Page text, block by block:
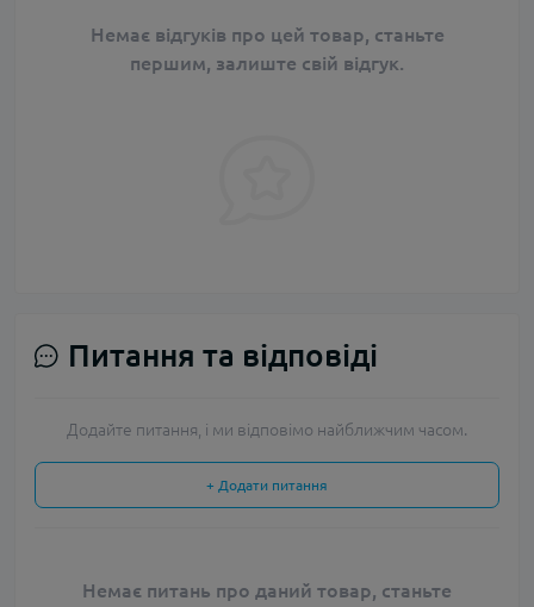
Немає відгуків про цей товар, станьте
першим, залиште свій відгук.
Питання та відповіді
Додайте питання, і ми відповімо найближчим часом.
+ Додати питання
Немає питань про даний товар, станьте